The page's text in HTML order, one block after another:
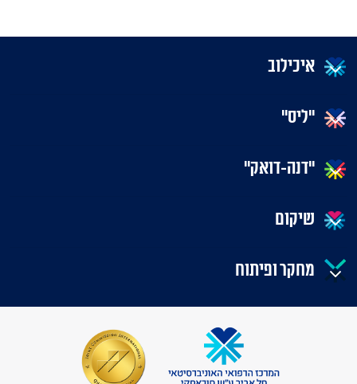
איכילוב
"ליס"
"דנה-דואק"
שיקום
מחקר ופיתוח